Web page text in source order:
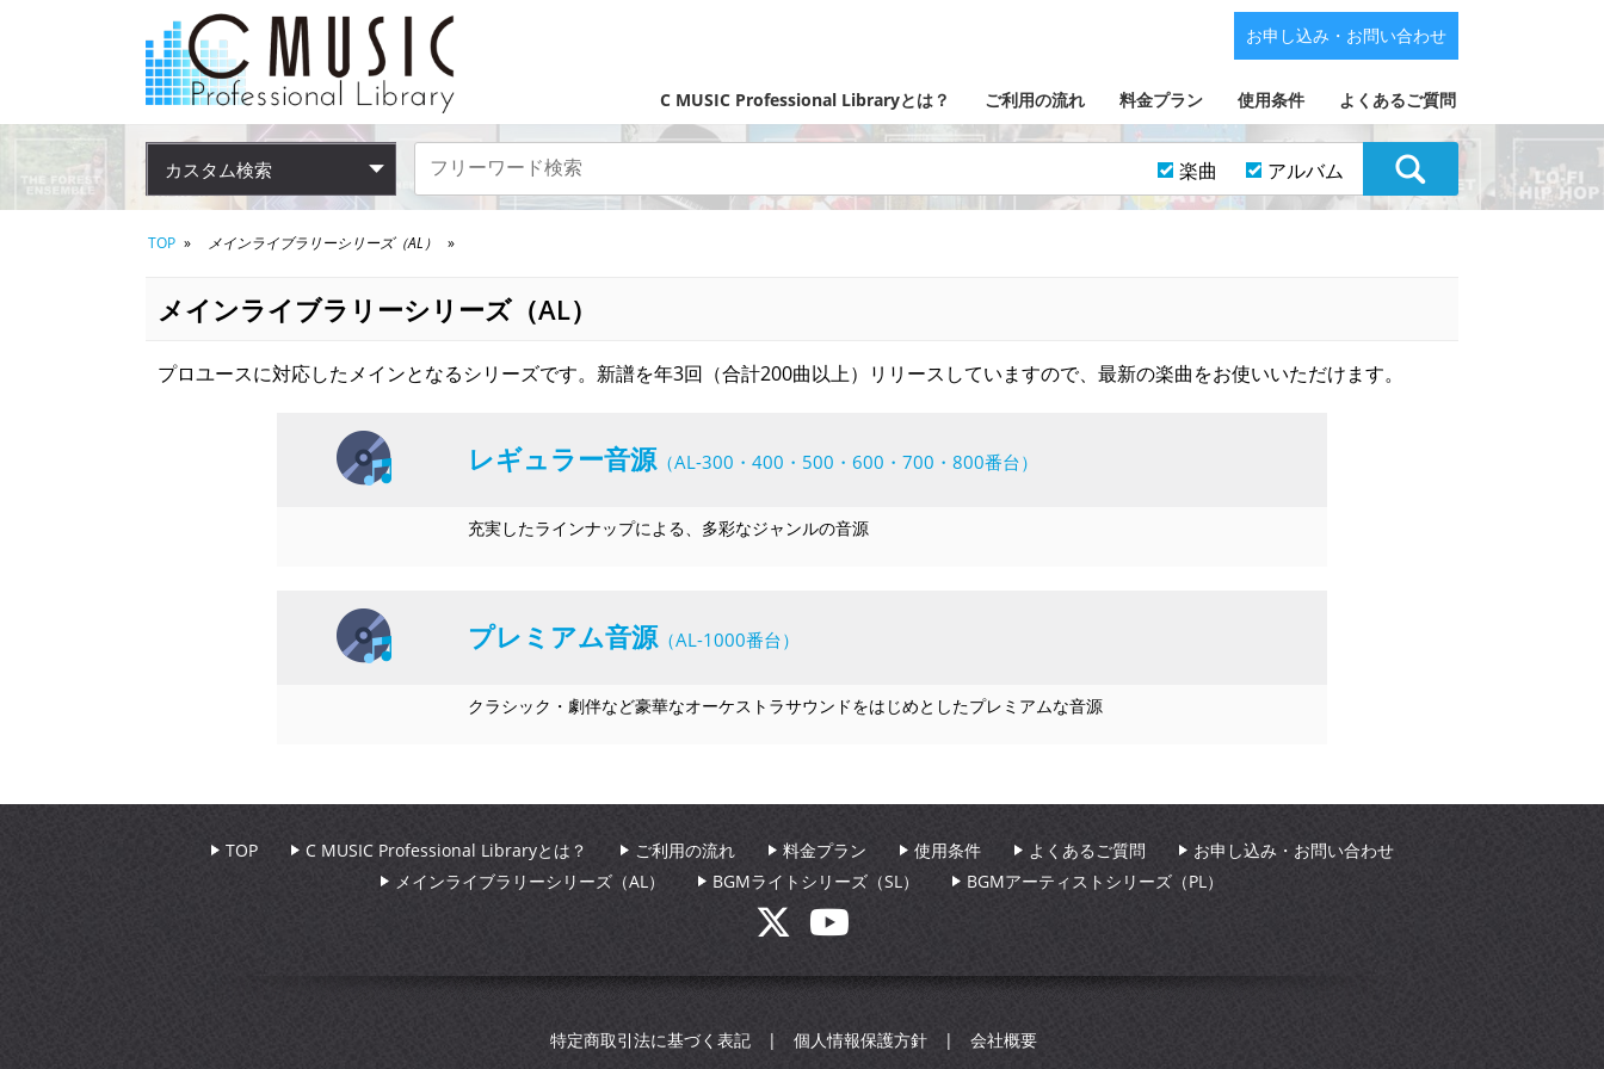
C MUSIC Professional Libraryとは？ ご利用の流れ 料金プラン 使用条件 よくあるご質問
お申し込み・お問い合わせ
カスタム検索 楽曲 アルバム
TOP メインライブラリーシリーズ（AL）
メインライブラリーシリーズ（AL）
プロユースに対応したメインとなるシリーズです。新譜を年3回（合計200曲以上）リリースしていますので、最新の楽曲をお使いいただけます。
レギュラー音源 （AL-300・400・500・600・700・800番台）
充実したラインナップによる、多彩なジャンルの音源
プレミアム音源 （AL-1000番台）
クラシック・劇伴など豪華なオーケストラサウンドをはじめとしたプレミアムな音源
TOP C MUSIC Professional Libraryとは？ ご利用の流れ 料金プラン 使用条件 よくあるご質問
お申し込み・お問い合わせ
メインライブラリーシリーズ（AL）
BGMライトシリーズ（SL） BGMアーティストシリーズ（PL）
特定商取引法に基づく表記 個人情報保護方針 会社概要